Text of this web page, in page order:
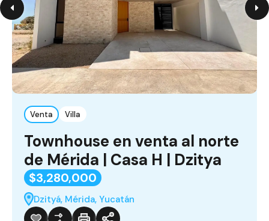
Venta Villa
Townhouse en venta al norte
de Mérida | Casa H | Dzitya
$3,280,000
Dzityá, Mérida, Yucatán